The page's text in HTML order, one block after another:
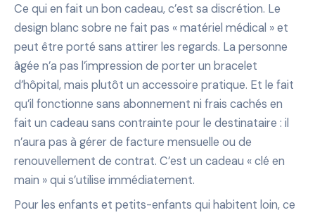
Ce qui en fait un bon cadeau, c’est sa discrétion. Le
design blanc sobre ne fait pas « matériel médical » et
peut être porté sans attirer les regards. La personne
âgée n’a pas l’impression de porter un bracelet
d’hôpital, mais plutôt un accessoire pratique. Et le fait
qu’il fonctionne sans abonnement ni frais cachés en
fait un cadeau sans contrainte pour le destinataire : il
n’aura pas à gérer de facture mensuelle ou de
renouvellement de contrat. C’est un cadeau « clé en
main » qui s’utilise immédiatement.
Pour les enfants et petits-enfants qui habitent loin, ce